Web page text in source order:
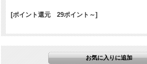
[ポイント還元 29ポイント～]